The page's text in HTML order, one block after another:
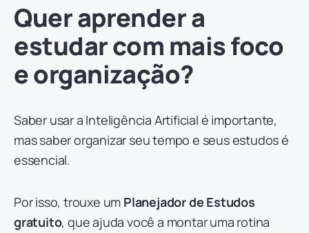
Quer aprender a
estudar com mais foco
e organização?
Saber usar a Inteligência Artificial é importante,
mas saber organizar seu tempo e seus estudos é
essencial.
Por isso, trouxe um Planejador de Estudos
gratuito, que ajuda você a montar uma rotina